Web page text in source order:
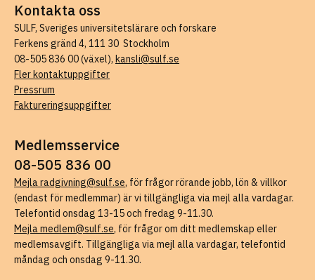
Kontakta oss
SULF, Sveriges universitetslärare och forskare
Ferkens gränd 4, 111 30 Stockholm
08-505 836 00 (växel), kansli@sulf.se
Fler kontaktuppgifter
Pressrum
Faktureringsuppgifter
Medlemsservice
08-505 836 00
Mejla radgivning@sulf.se, för frågor rörande jobb, lön & villkor
(endast för medlemmar) är vi tillgängliga via mejl alla vardagar.
Telefontid onsdag 13-15 och fredag 9-11.30.
Mejla medlem@sulf.se, för frågor om ditt medlemskap eller
medlemsavgift. Tillgängliga via mejl alla vardagar, telefontid
måndag och onsdag 9-11.30.